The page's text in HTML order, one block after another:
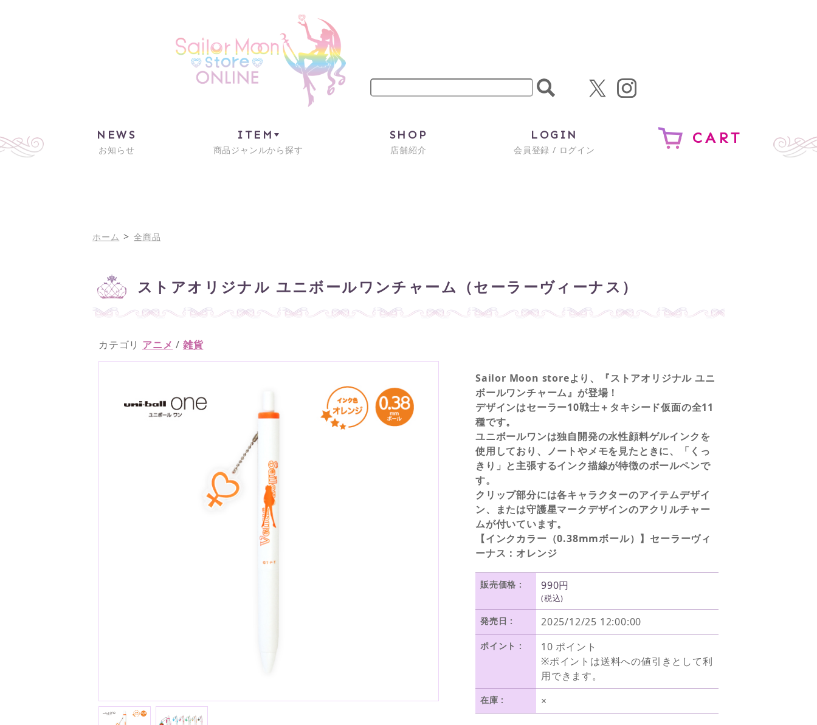
NEWS
お知らせ
ITEM
商品ジャンルから探す
SHOP
店舗紹介
LOGIN
会員登録 / ログイン
CART
ホーム > 全商品
ストアオリジナル ユニボールワンチャーム（セーラーヴィーナス）
カテゴリ アニメ / 雑貨
Sailor Moon storeより、『ストアオリジナル ユニ
ボールワンチャーム』が登場！
デザインはセーラー10戦士＋タキシード仮面の全11
種です。
ユニボールワンは独自開発の水性顔料ゲルインクを
使用しており、ノートやメモを見たときに、「くっ
きり」と主張するインク描線が特徴のボールペンで
す。
クリップ部分には各キャラクターのアイテムデザイ
ン、または守護星マークデザインのアクリルチャー
ムが付いています。
【インクカラー（0.38mmボール）】セーラーヴィ
ーナス：オレンジ
販売価格 : 990円
(税込)
発売日 : 2025/12/25 12:00:00
ポイント :
10 ポイント
※ポイントは送料への値引きとして利
用できます。
在庫 : ×